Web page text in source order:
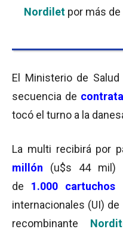
Nordilet por más de
El Ministerio de
secuencia de
tocó el turno a la
La multi recibirá por
millón (u$s 44 mil)
de 1.000 cartuchos
internacionales (UI)
recombinante